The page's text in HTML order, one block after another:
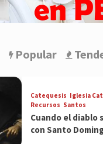
Popular
Catequesis Iglesia
Recursos Santos
Cuando el diablo
con Santo